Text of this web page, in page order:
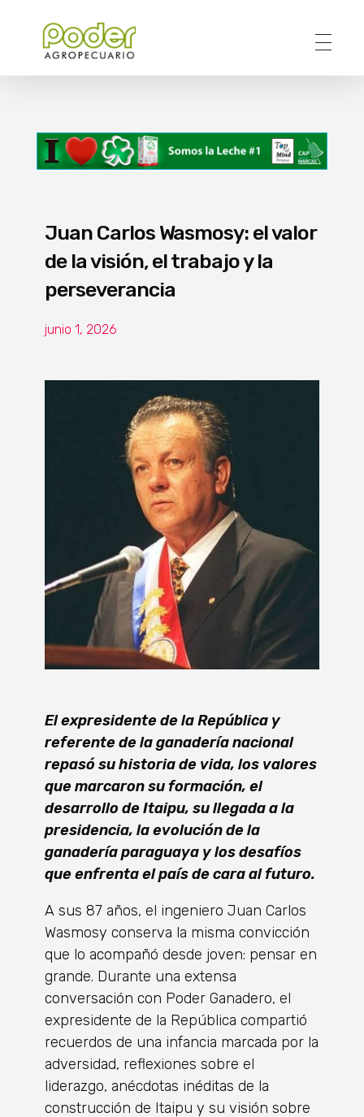
Juan Carlos Wasmosy: el valor
de la visión, el trabajo y la
perseverancia
junio 1, 2026
El expresidente de la República y
referente de la ganadería nacional
repasó su historia de vida, los valores
que marcaron su formación, el
desarrollo de Itaipu, su llegada a la
presidencia, la evolución de la
ganadería paraguaya y los desafíos
que enfrenta el país de cara al futuro.
A sus 87 años, el ingeniero Juan Carlos
Wasmosy conserva la misma convicción
que lo acompañó desde joven: pensar en
grande. Durante una extensa
conversación con Poder Ganadero, el
expresidente de la República compartió
recuerdos de una infancia marcada por la
adversidad, reflexiones sobre el
liderazgo, anécdotas inéditas de la
construcción de Itaipu y su visión sobre